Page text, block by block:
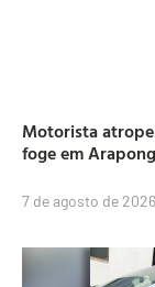
Motorista
foge em
7 de agosto de 2026